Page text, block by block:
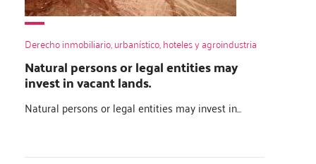
Derecho inmobiliario, urbanístico, hoteles y agroindustria
Natural persons or legal entities may
invest in vacant lands.
Natural persons or legal entities may invest in...